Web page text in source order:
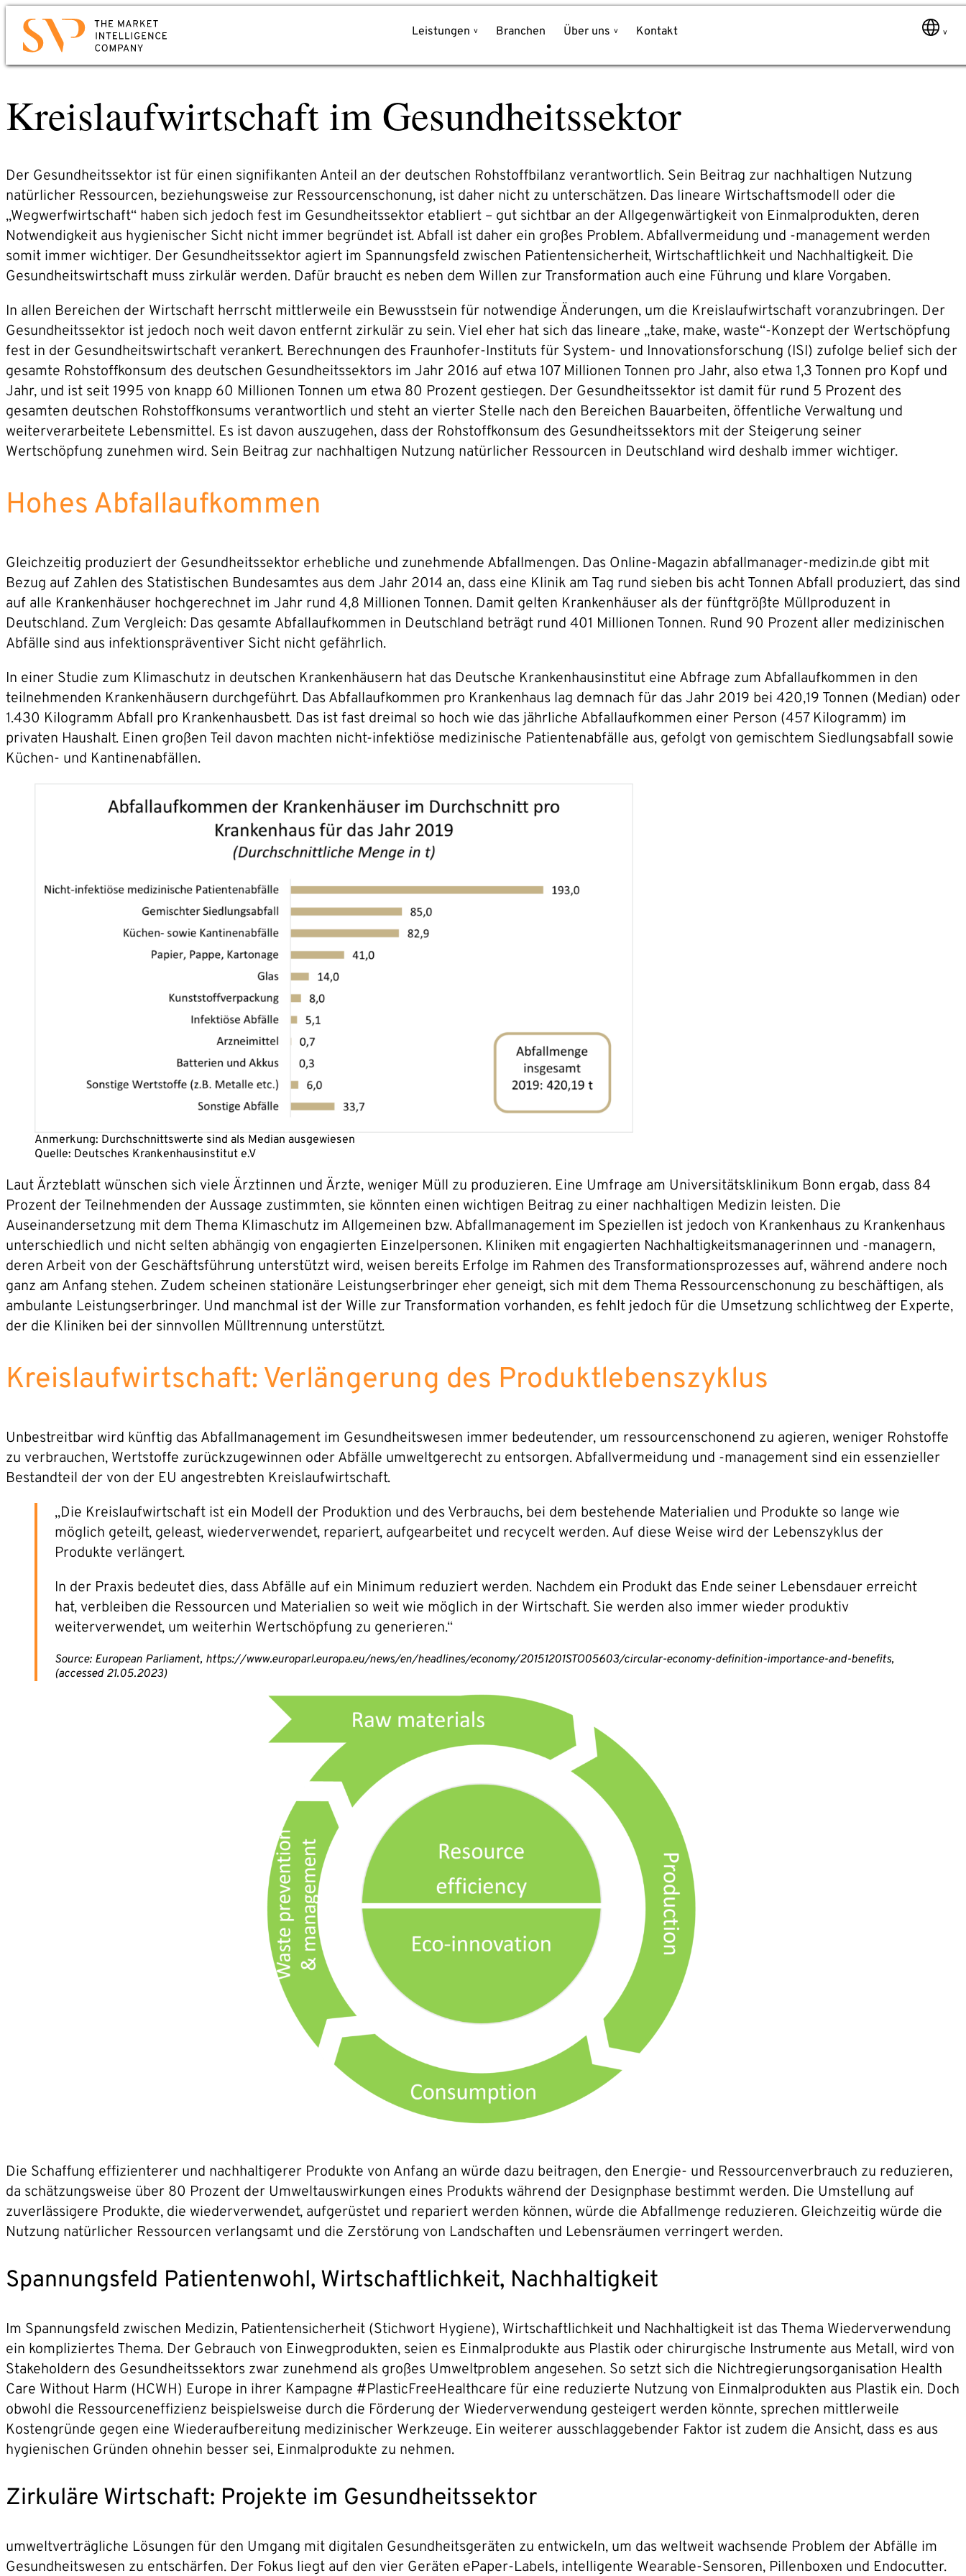
Zum
Hauptinhalt
springen
Leistungen Branchen Über uns Kontakt
Kreislaufwirtschaft im Gesundheitssektor
Der Gesundheitssektor ist für einen signifikanten Anteil an der deutschen Rohstoffbilanz verantwortlich. Sein Beitrag zur nachhaltigen Nutzung
natürlicher Ressourcen, beziehungsweise zur Ressourcenschonung, ist daher nicht zu unterschätzen. Das lineare Wirtschaftsmodell oder die
„Wegwerfwirtschaft“ haben sich jedoch fest im Gesundheitssektor etabliert – gut sichtbar an der Allgegenwärtigkeit von Einmalprodukten, deren
Notwendigkeit aus hygienischer Sicht nicht immer begründet ist. Abfall ist daher ein großes Problem. Abfallvermeidung und -management werden
somit immer wichtiger. Der Gesundheitssektor agiert im Spannungsfeld zwischen Patientensicherheit, Wirtschaftlichkeit und Nachhaltigkeit. Die
Gesundheitswirtschaft muss zirkulär werden. Dafür braucht es neben dem Willen zur Transformation auch eine Führung und klare Vorgaben.
In allen Bereichen der Wirtschaft herrscht mittlerweile ein Bewusstsein für notwendige Änderungen, um die Kreislaufwirtschaft voranzubringen. Der
Gesundheitssektor ist jedoch noch weit davon entfernt zirkulär zu sein. Viel eher hat sich das lineare „take, make, waste“-Konzept der Wertschöpfung
fest in der Gesundheitswirtschaft verankert. Berechnungen des Fraunhofer-Instituts für System- und Innovationsforschung (ISI) zufolge belief sich der
gesamte Rohstoffkonsum des deutschen Gesundheitssektors im Jahr 2016 auf etwa 107 Millionen Tonnen pro Jahr, also etwa 1,3 Tonnen pro Kopf und
Jahr, und ist seit 1995 von knapp 60 Millionen Tonnen um etwa 80 Prozent gestiegen. Der Gesundheitssektor ist damit für rund 5 Prozent des
gesamten deutschen Rohstoffkonsums verantwortlich und steht an vierter Stelle nach den Bereichen Bauarbeiten, öffentliche Verwaltung und
weiterverarbeitete Lebensmittel. Es ist davon auszugehen, dass der Rohstoffkonsum des Gesundheitssektors mit der Steigerung seiner
Wertschöpfung zunehmen wird. Sein Beitrag zur nachhaltigen Nutzung natürlicher Ressourcen in Deutschland wird deshalb immer wichtiger.
Hohes Abfallaufkommen
Gleichzeitig produziert der Gesundheitssektor erhebliche und zunehmende Abfallmengen. Das Online-Magazin abfallmanager-medizin.de gibt mit
Bezug auf Zahlen des Statistischen Bundesamtes aus dem Jahr 2014 an, dass eine Klinik am Tag rund sieben bis acht Tonnen Abfall produziert, das sind
auf alle Krankenhäuser hochgerechnet im Jahr rund 4,8 Millionen Tonnen. Damit gelten Krankenhäuser als der fünftgrößte Müllproduzent in
Deutschland. Zum Vergleich: Das gesamte Abfallaufkommen in Deutschland beträgt rund 401 Millionen Tonnen. Rund 90 Prozent aller medizinischen
Abfälle sind aus infektionspräventiver Sicht nicht gefährlich.
In einer Studie zum Klimaschutz in deutschen Krankenhäusern hat das Deutsche Krankenhausinstitut eine Abfrage zum Abfallaufkommen in den
teilnehmenden Krankenhäusern durchgeführt. Das Abfallaufkommen pro Krankenhaus lag demnach für das Jahr 2019 bei 420,19 Tonnen (Median) oder
1.430 Kilogramm Abfall pro Krankenhausbett. Das ist fast dreimal so hoch wie das jährliche Abfallaufkommen einer Person (457 Kilogramm) im
privaten Haushalt. Einen großen Teil davon machten nicht-infektiöse medizinische Patientenabfälle aus, gefolgt von gemischtem Siedlungsabfall sowie
Küchen- und Kantinenabfällen.
Anmerkung: Durchschnittswerte sind als Median ausgewiesen
Quelle: Deutsches Krankenhausinstitut e.V
Laut Ärzteblatt wünschen sich viele Ärztinnen und Ärzte, weniger Müll zu produzieren. Eine Umfrage am Universitätsklinikum Bonn ergab, dass 84
Prozent der Teilnehmenden der Aussage zustimmten, sie könnten einen wichtigen Beitrag zu einer nachhaltigen Medizin leisten. Die
Auseinandersetzung mit dem Thema Klimaschutz im Allgemeinen bzw. Abfallmanagement im Speziellen ist jedoch von Krankenhaus zu Krankenhaus
unterschiedlich und nicht selten abhängig von engagierten Einzelpersonen. Kliniken mit engagierten Nachhaltigkeitsmanagerinnen und -managern,
deren Arbeit von der Geschäftsführung unterstützt wird, weisen bereits Erfolge im Rahmen des Transformationsprozesses auf, während andere noch
ganz am Anfang stehen. Zudem scheinen stationäre Leistungserbringer eher geneigt, sich mit dem Thema Ressourcenschonung zu beschäftigen, als
ambulante Leistungserbringer. Und manchmal ist der Wille zur Transformation vorhanden, es fehlt jedoch für die Umsetzung schlichtweg der Experte,
der die Kliniken bei der sinnvollen Mülltrennung unterstützt.
Kreislaufwirtschaft: Verlängerung des Produktlebenszyklus
Unbestreitbar wird künftig das Abfallmanagement im Gesundheitswesen immer bedeutender, um ressourcenschonend zu agieren, weniger Rohstoffe
zu verbrauchen, Wertstoffe zurückzugewinnen oder Abfälle umweltgerecht zu entsorgen. Abfallvermeidung und -management sind ein essenzieller
Bestandteil der von der EU angestrebten Kreislaufwirtschaft.
„Die Kreislaufwirtschaft ist ein Modell der Produktion und des Verbrauchs, bei dem bestehende Materialien und Produkte so lange wie
möglich geteilt, geleast, wiederverwendet, repariert, aufgearbeitet und recycelt werden. Auf diese Weise wird der Lebenszyklus der
Produkte verlängert.
In der Praxis bedeutet dies, dass Abfälle auf ein Minimum reduziert werden. Nachdem ein Produkt das Ende seiner Lebensdauer erreicht
hat, verbleiben die Ressourcen und Materialien so weit wie möglich in der Wirtschaft. Sie werden also immer wieder produktiv
weiterverwendet, um weiterhin Wertschöpfung zu generieren.“
Source: European Parliament, https://www.europarl.europa.eu/news/en/headlines/economy/20151201STO05603/circular-economy-definition-importance-and-benefits,
(accessed 21.05.2023)
Die Schaffung effizienterer und nachhaltigerer Produkte von Anfang an würde dazu beitragen, den Energie- und Ressourcenverbrauch zu reduzieren,
da schätzungsweise über 80 Prozent der Umweltauswirkungen eines Produkts während der Designphase bestimmt werden. Die Umstellung auf
zuverlässigere Produkte, die wiederverwendet, aufgerüstet und repariert werden können, würde die Abfallmenge reduzieren. Gleichzeitig würde die
Nutzung natürlicher Ressourcen verlangsamt und die Zerstörung von Landschaften und Lebensräumen verringert werden.
Spannungsfeld Patientenwohl, Wirtschaftlichkeit, Nachhaltigkeit
Im Spannungsfeld zwischen Medizin, Patientensicherheit (Stichwort Hygiene), Wirtschaftlichkeit und Nachhaltigkeit ist das Thema Wiederverwendung
ein kompliziertes Thema. Der Gebrauch von Einwegprodukten, seien es Einmalprodukte aus Plastik oder chirurgische Instrumente aus Metall, wird von
Stakeholdern des Gesundheitssektors zwar zunehmend als großes Umweltproblem angesehen. So setzt sich die Nichtregierungsorganisation Health
Care Without Harm (HCWH) Europe in ihrer Kampagne #PlasticFreeHealthcare für eine reduzierte Nutzung von Einmalprodukten aus Plastik ein. Doch
obwohl die Ressourceneffizienz beispielsweise durch die Förderung der Wiederverwendung gesteigert werden könnte, sprechen mittlerweile
Kostengründe gegen eine Wiederaufbereitung medizinischer Werkzeuge. Ein weiterer ausschlaggebender Faktor ist zudem die Ansicht, dass es aus
hygienischen Gründen ohnehin besser sei, Einmalprodukte zu nehmen.
Zirkuläre Wirtschaft: Projekte im Gesundheitssektor
umweltverträgliche Lösungen für den Umgang mit digitalen Gesundheitsgeräten zu entwickeln, um das weltweit wachsende Problem der Abfälle im
Gesundheitswesen zu entschärfen. Der Fokus liegt auf den vier Geräten ePaper-Labels, intelligente Wearable-Sensoren, Pillenboxen und Endocutter.
Kontakt
Sie möchten wissen, wie Sie Market Intelligence
für Ihr Unternehmen nutzen können? Oder
Mail oder Anruf genügt. Wir werden uns
umgehend bei Ihnen melden.
Telefon: +49 6221 – 914 00 0
E-Mail: service@svp.de
Schreiben Sie uns!
Name*
E-Mail-Adresse*
Telefon*
Mit dem Absenden willigen Sie ein, dass die SVP
Deutschland AG Ihre angegebenen Kontaktdaten
elektronisch erhebt, speichert und evtl. verarbeitet.
Weitere Informationen finden Sie in unserer
Datenschutzerklärung.